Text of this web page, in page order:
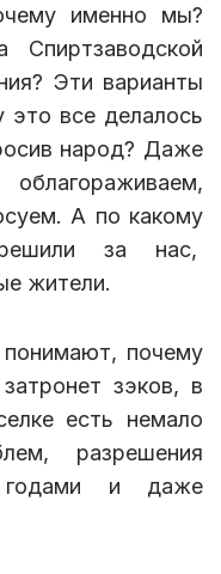
именно мы?
Эти варианты
все делалось
народ? Даже
А по какому
за нас,
жители.
понимают, почему
зэков, в
есть немало
разрешения
и даже